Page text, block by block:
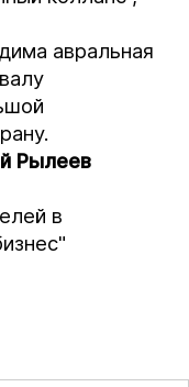
авральная
Рылеев
в